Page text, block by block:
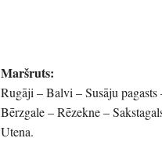
Maršruts:
Rugāji – Balvi – Susāju
Bērzgale – Rēzekne –
Utena.